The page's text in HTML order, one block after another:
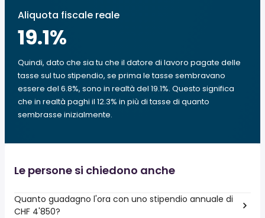
Aliquota fiscale reale
19.1%
Quindi, dato che sia tu che il datore di lavoro pagate delle
tasse sul tuo stipendio, se prima le tasse sembravano
essere del 6.8%, sono in realtà del 19.1%. Questo significa
che in realtà paghi il 12.3% in più di tasse di quanto
sembrasse inizialmente.
Le persone si chiedono anche
Quanto guadagno l'ora con uno stipendio annuale di
CHF 4'850?